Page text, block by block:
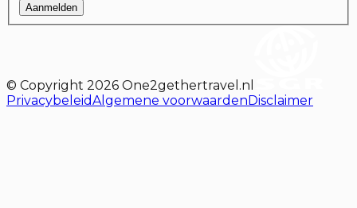
Aanmelden
© Copyright 2026 One2gethertravel.nl
PrivacybeleidAlgemene voorwaardenDisclaimer